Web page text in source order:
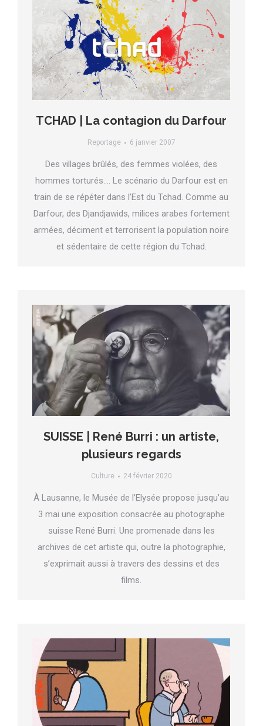
TCHAD | La contagion du Darfour
Reportage 6 janvier 2007
Des villages brûlés, des femmes violées, des
hommes torturés…. Le scénario du Darfour est en
train de se répéter dans l’Est du Tchad. Comme au
Darfour, des Djandjawids, milices arabes fortement
armées, déciment et terrorisent la population noire
et sédentaire de cette région du Tchad.
SUISSE | René Burri : un artiste,
plusieurs regards
Culture 24 février 2020
À Lausanne, le Musée de l’Elysée propose jusqu’au
3 mai une exposition consacrée au photographe
suisse René Burri. Une promenade dans les
archives de cet artiste qui, outre la photographie,
s’exprimait aussi à travers des dessins et des
films.